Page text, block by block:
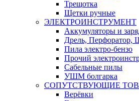
Трещотка
Щетки ручные
ЭЛЕКТРОИНСТРУМЕНТ
Аккумуляторы и
Дрель, Перфоратор,
Пила электро-бензо
Прочий
Сабельные пилы
УШМ болгарка
СОПУТСТВУЮЩИЕ
Верёвки